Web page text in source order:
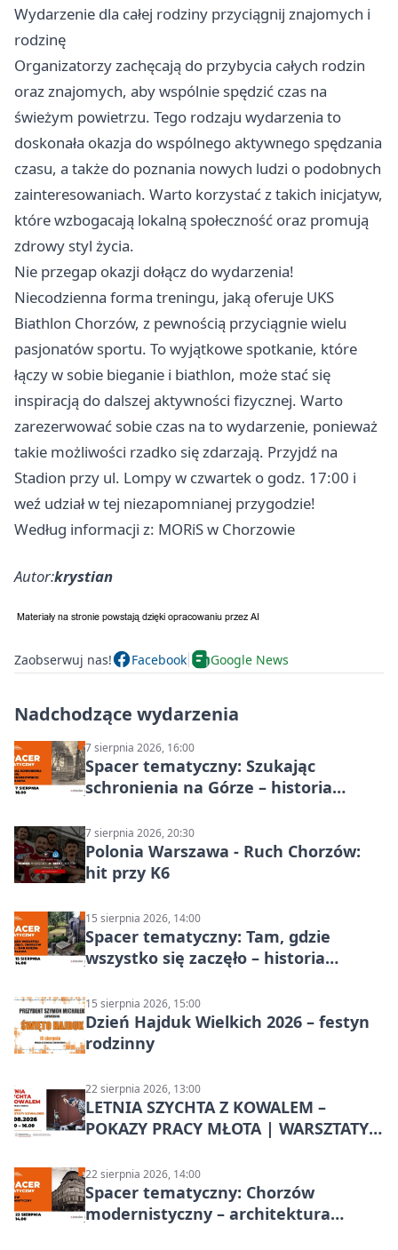
Wydarzenie dla całej rodziny przyciągnij znajomych i
rodzinę
Organizatorzy zachęcają do przybycia całych rodzin
oraz znajomych, aby wspólnie spędzić czas na
świeżym powietrzu. Tego rodzaju wydarzenia to
doskonała okazja do wspólnego aktywnego spędzania
czasu, a także do poznania nowych ludzi o podobnych
zainteresowaniach. Warto korzystać z takich inicjatyw,
które wzbogacają lokalną społeczność oraz promują
zdrowy styl życia.
Nie przegap okazji dołącz do wydarzenia!
Niecodzienna forma treningu, jaką oferuje UKS
Biathlon Chorzów, z pewnością przyciągnie wielu
pasjonatów sportu. To wyjątkowe spotkanie, które
łączy w sobie bieganie i biathlon, może stać się
inspiracją do dalszej aktywności fizycznej. Warto
zarezerwować sobie czas na to wydarzenie, ponieważ
takie możliwości rzadko się zdarzają. Przyjdź na
Stadion przy ul. Lompy w czwartek o godz. 17:00 i
weź udział w tej niezapomnianej przygodzie!
Według informacji z: MORiS w Chorzowie
Autor:krystian
Zaobserwuj nas! Facebook Google News
Nadchodzące wydarzenia
7 sierpnia 2026, 16:00
Spacer tematyczny: Szukając
schronienia na Górze – historia
7 sierpnia 2026, 20:30
Polonia Warszawa - Ruch Chorzów:
hit przy K6
15 sierpnia 2026, 14:00
Spacer tematyczny: Tam, gdzie
wszystko się zaczęło – historia
15 sierpnia 2026, 15:00
Dzień Hajduk Wielkich 2026 – festyn
rodzinny
22 sierpnia 2026, 13:00
LETNIA SZYCHTA Z KOWALEM –
POKAZY PRACY MŁOTA | WARSZTATY
22 sierpnia 2026, 14:00
Spacer tematyczny: Chorzów
modernistyczny – architektura